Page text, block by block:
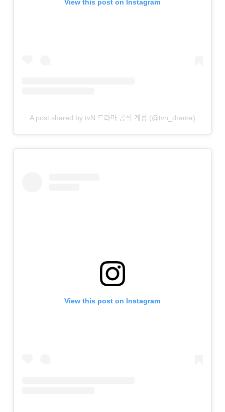
View this post on Instagram
A post shared by tvN 드라마 공식 계정 (@tvn_drama)
View this post on Instagram